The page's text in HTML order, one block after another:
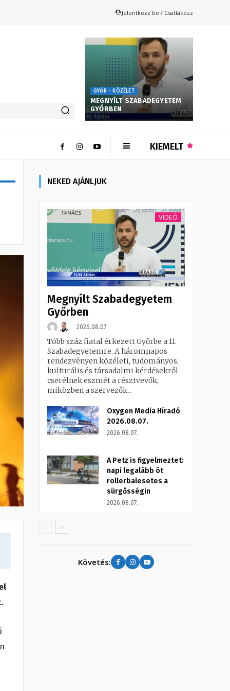
Jelentkezz be / Csatlakozz
GYŐR - KÖZÉLET
MEGNYÍLT SZABADEGYETEM
GYŐRBEN
KIEMELT
NEKED AJÁNLJUK
VIDEÓ
Megnyílt Szabadegyetem
Győrben
2026.08.07.
Több száz fiatal érkezett Győrbe a 11.
Szabadegyetemre. A háromnapos
rendezvényen közéleti, tudományos,
kulturális és társadalmi kérdésekről
cserélnek eszmét a résztvevők,
miközben a szervezők...
Oxygen Media Híradó
2026.08.07.
2026.08.07.
A Petz is figyelmeztet:
napi legalább öt
rollerbalesetes a
sürgősségin
2026.08.07.
Követés: